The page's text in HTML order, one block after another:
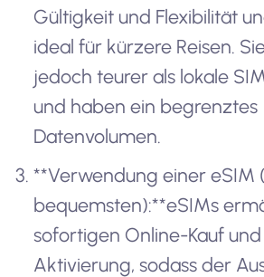
Gültigkeit und Flexibilität
ideal für kürzere Reisen.
jedoch teurer als lokale
und haben ein begrenztes
Datenvolumen.
**Verwendung einer eSIM
bequemsten):**eSIMs
sofortigen Online-Kauf
Aktivierung, sodass der